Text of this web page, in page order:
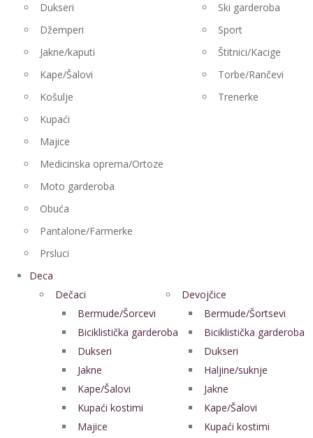
Dukseri
Džemperi
Jakne/kaputi
Kape/Šalovi
Košulje
Kupaći
Majice
Medicinska oprema/Ortoze
Moto garderoba
Obuća
Pantalone/Farmerke
Prsluci
Ski garderoba
Sport
Štitnici/Kacige
Torbe/Rančevi
Trenerke
Deca
Dečaci
Bermude/Šorcevi
Biciklistička garderoba
Dukseri
Jakne
Kape/Šalovi
Kupaći kostimi
Majice
Devojčice
Bermude/Šortsevi
Biciklistička garderoba
Dukseri
Haljine/suknje
Jakne
Kape/Šalovi
Kupaći kostimi